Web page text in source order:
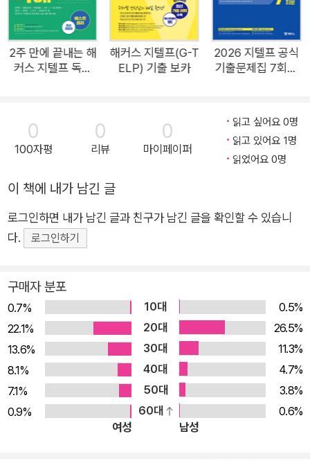
인 4단계 구성! 1) [Chapter별 출제공식 > 연습/실전문제 > Ha
ckers Test > 실전모의고사]로 이어지는 단계별 학습이 가능합
니다. 2) 지텔프 문법 영역을 충분히 연습해볼 수 있는 16회분의
풍부한 문제를 수록하여 실전 감각을 기를 수 있습니다. 3) 체계
[빈출 표현] 1) 지텔프 문법 영역의 모든 문제를 풀 수 있는 출제
공식을 제시하여 어떤 문제가 나와도 빠른 풀이가 가능합니다.
스트를 통해 수월하게 정답을 선택할 수 있습니다. 4. 영문법 노
베이스를 위한 [G-TELP 문법 기본기 공략하기] & [왕초보 기본
기 다지기] 1) 본격적인 학습 시작 전 'G-TELP 문법 기본기 공략
하기'를 통해 영어 문장의 구조를 파악할 수 있습니다. 2) 문법 기
는 '왕초보 기본기 다지기'를 수록하였습니다. 5. [단서 표시]와
[오답 분석]까지 포함한 상세한 해설! 1) 해석 부분에 정답의 단서
를 별색 표시하여 각 포인트별 출제공식을 효과적으로 학습할 수
있습니다. 2) 오답 분석을 통해 실수를 줄이고 약점을 극복하여
실전에 완벽하게 대비할 수 있습니다. [빠른 목표 달성을 위한 해
커스만의 추가 혜택] 1. 해커스인강(HackersIngang.com) 1) G
-TELP 공식 기출문제 동영상강의 2) G-TELP 문법 암기 노트
2. 해커스영어(Hackers.co.kr) 1) 무료 G-TELP 단기 고득점
2주 만에 끝내는 해
커스 지텔프 독해
해커스 지텔프(G-T
ELP) 기출 보카
2026 지텔프 공식
기출문제집 7회분
0
100자평
0
리뷰
0
마이페이퍼
읽고 싶어요 0명
읽고 있어요 1명
읽었어요 0명
이 책에 내가 남긴 글
로그인하면 내가 남긴 글과 친구가 남긴 글을 확인할 수 있습니
다.
로그인하기
구매자 분포
0.7% 10대
0.5%
22.1%
20대
26.5%
13.6%
30대
11.3%
8.1%
40대
4.7%
7.1%
50대
3.8%
0.9%
60대
0.6%
여성
남성